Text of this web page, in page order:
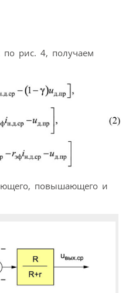
по рис. 4, получаем
повышающего и